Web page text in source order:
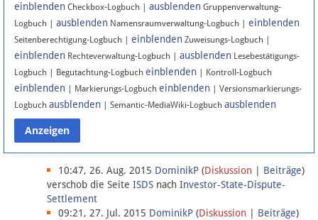
Facebook
Instagram
Anmelden
Datenschutz
Über Lobbypedia
Impressum
einblenden Checkbox-Logbuch | ausblenden Gruppenverwaltung-
Logbuch | ausblenden Namensraumverwaltung-Logbuch | einblenden
Seitenberechtigung-Logbuch | einblenden Zuweisungs-Logbuch |
einblenden Rechteverwaltung-Logbuch | ausblenden Lesebestätigungs-
Logbuch | Begutachtung-Logbuch einblenden | Kontroll-Logbuch
einblenden | Markierungs-Logbuch einblenden | Versionsmarkierungs-
Logbuch ausblenden | Semantic-MediaWiki-Logbuch ausblenden
10:47, 26. Aug. 2015 DominikP (Diskussion Beiträge)
verschob die Seite ISDS nach Investor-State-Dispute-
Settlement
09:21, 27. Jul. 2015 DominikP (Diskussion Beiträge)